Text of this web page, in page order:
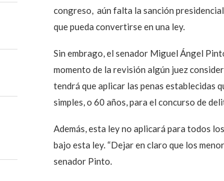
congreso, aún falta la sanción
que pueda convertirse en una ley.
Sin embrago, el senador Miguel Ángel
momento de la revisión algún juez
tendrá que aplicar las penas establecidas
simples, o 60 años, para el concurso de
Además, esta ley no aplicará para todos
bajo esta ley. “Dejar en claro que los
senador Pinto.